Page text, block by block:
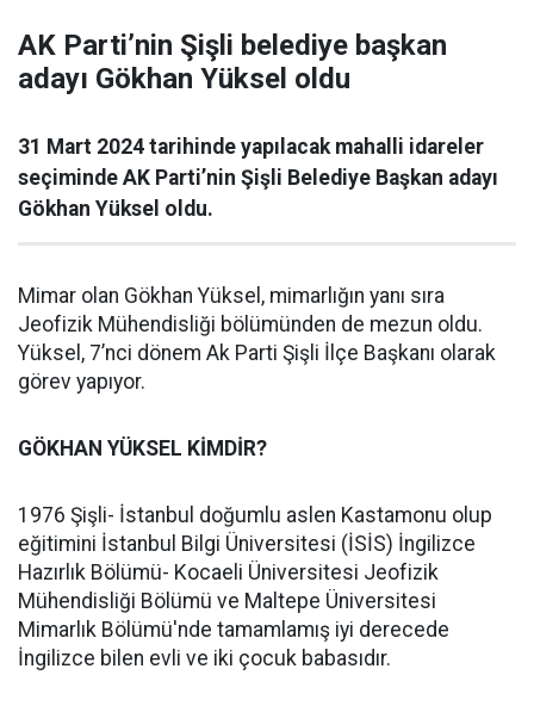
AK Parti’nin Şişli belediye başkan
adayı Gökhan Yüksel oldu
31 Mart 2024 tarihinde yapılacak mahalli idareler
seçiminde AK Parti’nin Şişli Belediye Başkan adayı
Gökhan Yüksel oldu.
Mimar olan Gökhan Yüksel, mimarlığın yanı sıra
Jeofizik Mühendisliği bölümünden de mezun oldu.
Yüksel, 7’nci dönem Ak Parti Şişli İlçe Başkanı olarak
görev yapıyor.
GÖKHAN YÜKSEL KİMDİR?
1976 Şişli- İstanbul doğumlu aslen Kastamonu olup
eğitimini İstanbul Bilgi Üniversitesi (İSİS) İngilizce
Hazırlık Bölümü- Kocaeli Üniversitesi Jeofizik
Mühendisliği Bölümü ve Maltepe Üniversitesi
Mimarlık Bölümü'nde tamamlamış iyi derecede
İngilizce bilen evli ve iki çocuk babasıdır.